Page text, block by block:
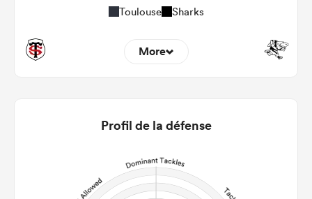
Toulouse Sharks
More
22m Conversion
Carries
Profil de la défense